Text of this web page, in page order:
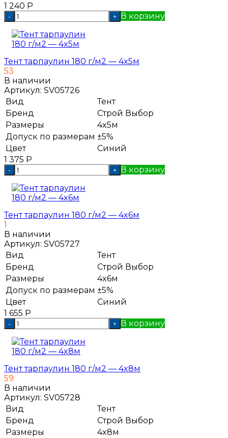
1 240 Р
- + В корзину
Тент тарпаулин 180 г/м2 — 4x5м
53
В наличии
Артикул: SV05726
Вид
Тент
Бренд
Строй Выбор
Размеры
4x5м
Допуск по размерам ±5%
Цвет
Синий
1 375 Р
- + В корзину
Тент тарпаулин 180 г/м2 — 4x6м
1
В наличии
Артикул: SV05727
Вид
Тент
Бренд
Строй Выбор
Размеры
4x6м
Допуск по размерам ±5%
Цвет
Синий
1 655 Р
- + В корзину
Тент тарпаулин 180 г/м2 — 4x8м
59
В наличии
Артикул: SV05728
Вид
Тент
Бренд
Строй Выбор
Размеры
4x8м